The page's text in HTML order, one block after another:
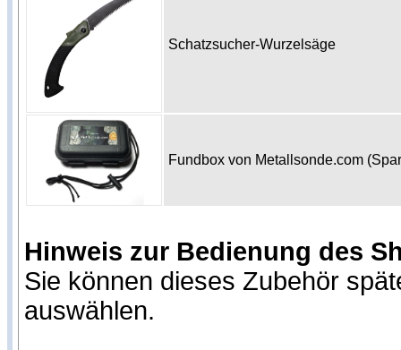
Schatzsucher-Wurzelsäge
Fundbox von Metallsonde.com
Hinweis zur Bedienung des
Sie können dieses Zubehör
auswählen.